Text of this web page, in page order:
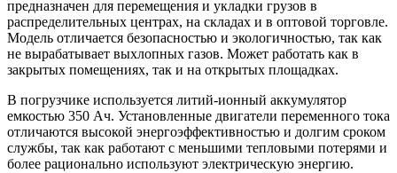
предназначен для перемещения и укладки грузов в
распределительных центрах, на складах и в оптовой торговле.
Модель отличается безопасностью и экологичностью, так как
не вырабатывает выхлопных газов. Может работать как в
закрытых помещениях, так и на открытых площадках.
В погрузчике используется литий-ионный аккумулятор
емкостью 350 Ач. Установленные двигатели переменного тока
отличаются высокой энергоэффективностью и долгим сроком
службы, так как работают с меньшими тепловыми потерями и
более рационально используют электрическую энергию.